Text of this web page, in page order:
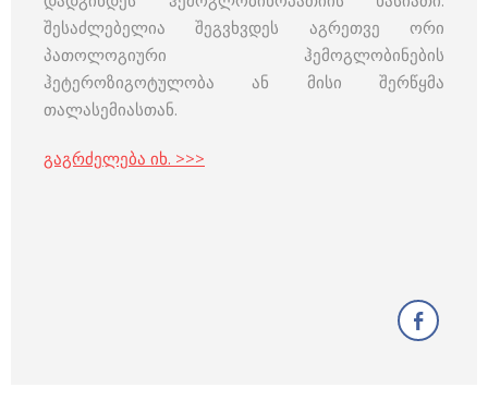
შესაძლებელია შეგვხვდეს აგრეთვე ორი
პათოლოგიური ჰემოგლობინების
ჰეტეროზიგოტულობა ან მისი შერწყმა
თალასემიასთან.
გაგრძელება იხ. >>>